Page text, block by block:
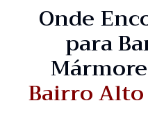
Onde
para
Bairro